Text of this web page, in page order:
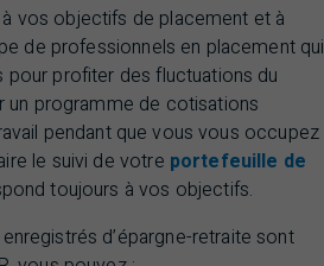
vos objectifs de placement et à
de professionnels en placement qui
profiter des fluctuations du
un programme de cotisations
pendant que vous vous occupez
le suivi de votre portefeuille de
toujours à vos objectifs.
d’épargne-retraite sont